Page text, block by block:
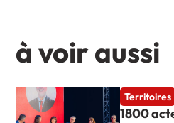
à voir aussi
Territoires
1800